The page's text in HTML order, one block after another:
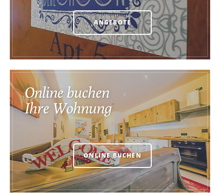
ANGEBOTE
Online buchen
Ihre Wohnung
ONLINE BUCHEN